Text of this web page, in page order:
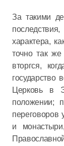
За такими
характера,
точно так же
вторгся,
государство
Церковь в
положении;
переговоров
и